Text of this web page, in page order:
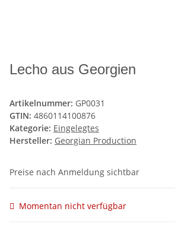
Lecho aus Georgien
Artikelnummer: GP0031
GTIN: 4860114100876
Kategorie: Eingelegtes
Hersteller: Georgian Production
Preise nach Anmeldung sichtbar
Momentan nicht verfügbar